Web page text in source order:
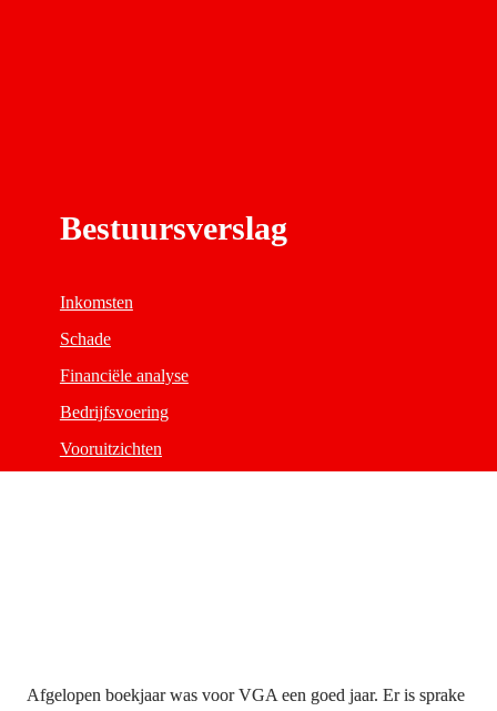
Bestuursverslag
Inkomsten
Schade
Financiële analyse
Bedrijfsvoering
Vooruitzichten
Afgelopen boekjaar was voor VGA een goed jaar. Er is sprake